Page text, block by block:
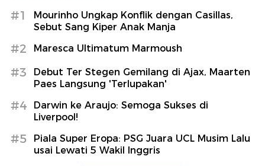
#1
Mourinho Ungkap Konflik dengan Casillas,
Sebut Sang Kiper Anak Manja
#2 Maresca Ultimatum Marmoush
#3
Debut Ter Stegen Gemilang di Ajax, Maarten
Paes Langsung 'Terlupakan'
#4
Darwin ke Araujo: Semoga Sukses di
Liverpool!
#5
Piala Super Eropa: PSG Juara UCL Musim Lalu
usai Lewati 5 Wakil Inggris